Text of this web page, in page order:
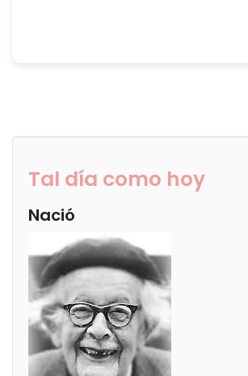
Tal día como hoy
Nació